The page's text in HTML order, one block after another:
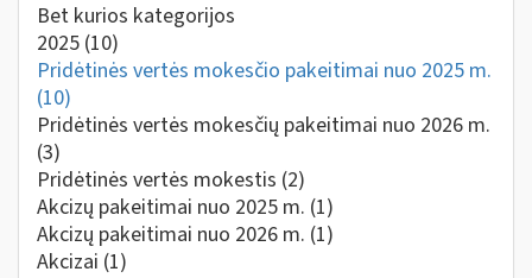
Bet kurios kategorijos
2025 (10)
Pridėtinės vertės mokesčio pakeitimai nuo 2025 m.
(10)
Pridėtinės vertės mokesčių pakeitimai nuo 2026 m.
(3)
Pridėtinės vertės mokestis (2)
Akcizų pakeitimai nuo 2025 m. (1)
Akcizų pakeitimai nuo 2026 m. (1)
Akcizai (1)